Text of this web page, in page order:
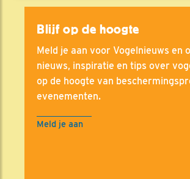
Blijf op de hoogte
Meld je aan voor Vogelnieuws en
nieuws, inspiratie en tips over
op de hoogte van
evenementen.
Meld je aan